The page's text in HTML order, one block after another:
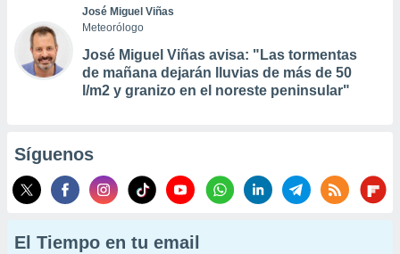
José Miguel Viñas
Meteorólogo
José Miguel Viñas avisa: "Las tormentas
de mañana dejarán lluvias de más de 50
l/m2 y granizo en el noreste peninsular"
Síguenos
El Tiempo en tu email